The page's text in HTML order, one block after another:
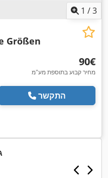
1 /3
Größen
‏90 ‏€
מחיר קבוע בתוספת מע"מ
התקשר